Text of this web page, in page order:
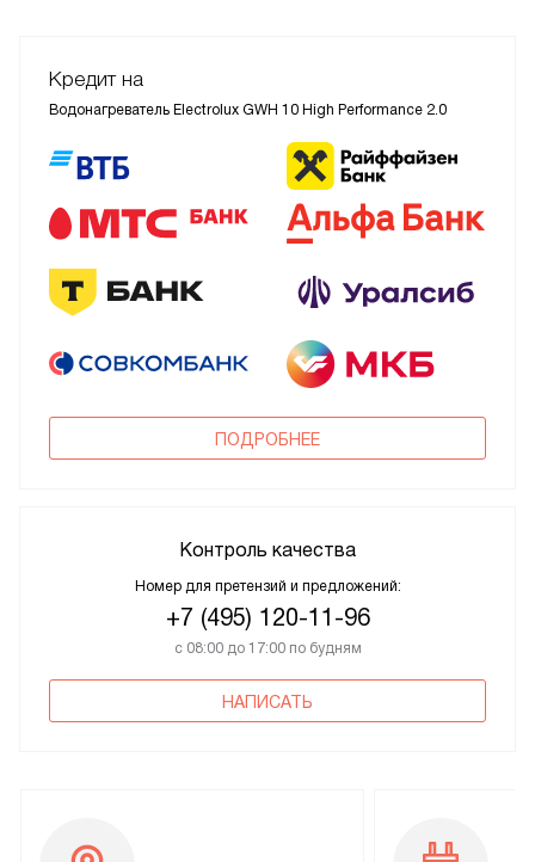
Кредит на
Водонагреватель Electrolux GWH 10 High Performance 2.0
ПОДРОБНЕЕ
Контроль качества
Номер для претензий и предложений:
+7 (495) 120-11-96
с 08:00 до 17:00 по будням
НАПИСАТЬ